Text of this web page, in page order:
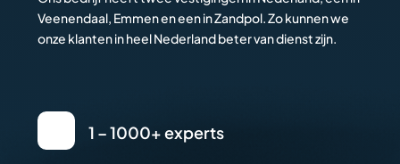
Veenendaal, Emmen en een in Zandpol. Zo kunnen we
onze klanten in heel Nederland beter van dienst zijn.
1 – 1000+ experts